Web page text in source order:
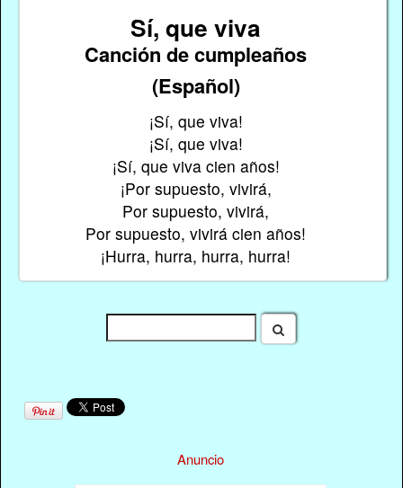
Sí, que viva
Canción de cumpleaños
(Español)
¡Sí, que viva!
¡Sí, que viva!
¡Sí, que viva cien años!
¡Por supuesto, vivirá,
Por supuesto, vivirá,
Por supuesto, vivirá cien años!
¡Hurra, hurra, hurra, hurra!
Anuncio